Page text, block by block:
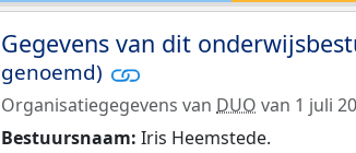
Gegevens van dit
genoemd)
Organisatiegegevens van DUO van 1 juli
Bestuursnaam: Iris Heemstede.